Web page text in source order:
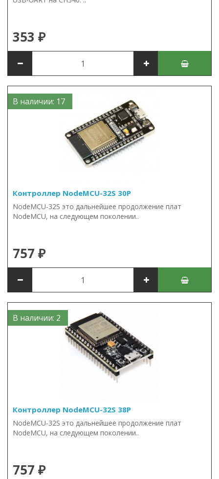
353 ₽
В наличии: 17
Контроллер NodeMCU-32S 30P
NodeMCU-32S это дальнейшее продолжение плат
NodeMCU, на следующем поколении..
757 ₽
В наличии: 2
Контроллер NodeMCU-32S 38P
NodeMCU-32S это дальнейшее продолжение плат
NodeMCU, на следующем поколении..
757 ₽